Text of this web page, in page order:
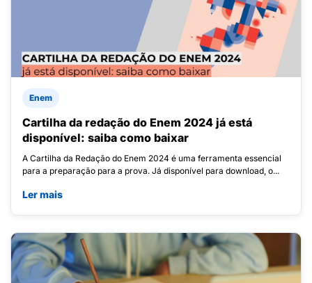
Enem
Cartilha da redação do Enem 2024 já está
disponível: saiba como baixar
A Cartilha da Redação do Enem 2024 é uma ferramenta essencial
para a preparação para a prova. Já disponível para download, o...
Ler mais